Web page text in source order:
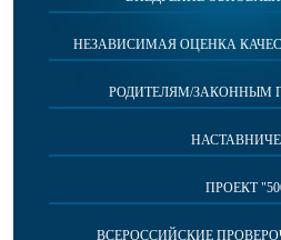
НЕЗАВИСИМАЯ ОЦЕНКА
РОДИТЕЛЯМ/ЗАКОННЫМ
ПРОЕКТ
ВСЕРОССИЙСКИЕ